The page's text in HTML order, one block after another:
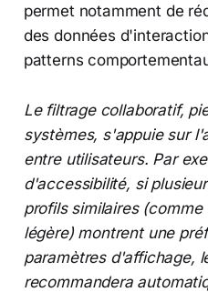
permet notamment de
des données
patterns
Le filtrage collaboratif,
systèmes, s'appuie sur
entre utilisateurs. Par
d'accessibilité, si
profils similaires
légère) montrent une
paramètres d'affichage,
recommandera